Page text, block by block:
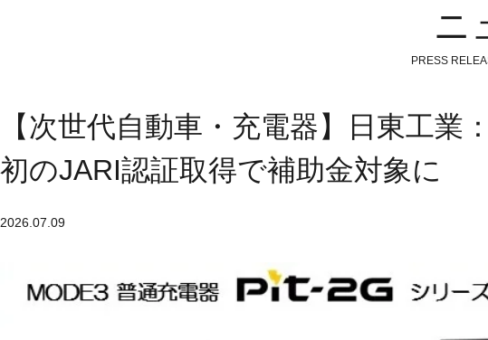
ニ
PRESS
【次世代自動車・充電器】日東工
初のJARI認証取得で補助金対象に
2026.07.09